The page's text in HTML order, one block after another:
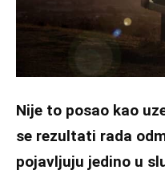
Nije to posao kao
se rezultati rada
pojavljuju jedino u